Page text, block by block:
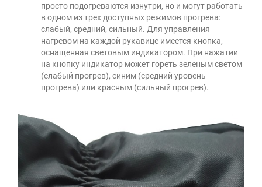
просто подогреваются изнутри, но и могут работать
в одном из трех доступных режимов прогрева:
слабый, средний, сильный. Для управления
нагревом на каждой рукавице имеется кнопка,
оснащенная световым индикатором. При нажатии
на кнопку индикатор может гореть зеленым светом
(слабый прогрев), синим (средний уровень
прогрева) или красным (сильный прогрев).